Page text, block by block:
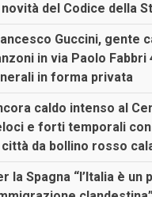
del Codice della
Guccini, gente
in via Paolo Fabbri
in forma privata
caldo intenso al
e forti temporali
da bollino rosso
la Spagna “l’Italia è